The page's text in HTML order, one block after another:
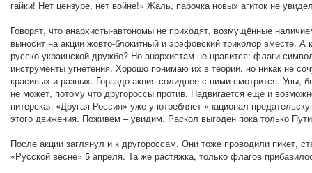
гайки! Нет цензуре, нет войне!» Жаль, парочка новых агиток не
Говорят, что анархисты-автономы не приходят, возмущённые
выносит на акции жовто-блокитный и эрэфовский триколор вместе.
русско-украинской дружбе? Но анархистам не нравится: флаги
инструменты угнетения. Хорошо понимаю их в теории, но никак не
красивых и разных. Гораздо акция солиднее с ними смотрится. Увы,
не может, потому что другороссы против. Надвигается ещё и
питерская «Другая Россия» уже употребляет «национал-
этого движения. Поживём – увидим. Раскол выгоден пока только
После акции заглянул и к другороссам. Они тоже проводили пикет,
«Русской весне» 5 апреля. Та же растяжка, только флагов